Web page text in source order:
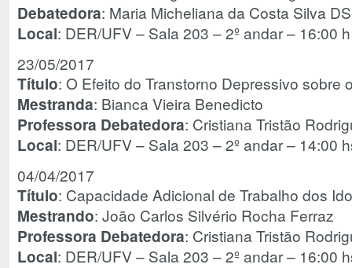
Debatedora: Maria Micheliana da Costa Silva
Local: DER/UFV – Sala 203 – 2º andar – 16:00 h
23/05/2017
Título: O Efeito do Transtorno Depressivo sobre
Mestranda: Bianca Vieira Benedicto
Professora Debatedora: Cristiana Tristão
Local: DER/UFV – Sala 203 – 2º andar – 14:00
04/04/2017
Título: Capacidade Adicional de Trabalho dos
Mestrando: João Carlos Silvério Rocha Ferraz
Professora Debatedora: Cristiana Tristão
Local: DER/UFV – Sala 203 – 2º andar – 16:00